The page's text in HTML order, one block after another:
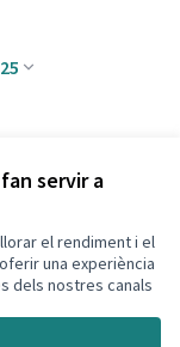
servir a
el rendiment i el
una experiència
dels nostres canals
25